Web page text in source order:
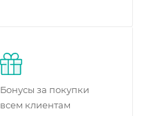
Бонусы за покупки
всем клиентам